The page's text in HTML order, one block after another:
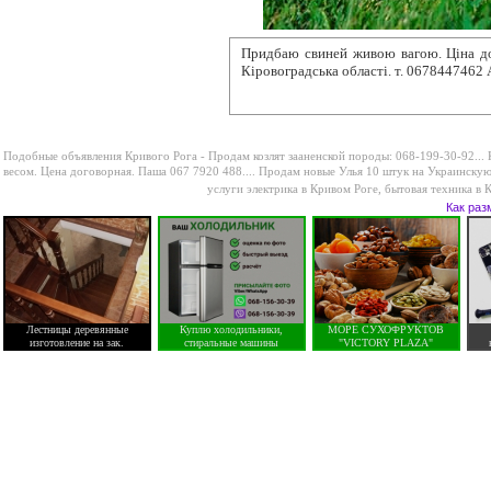
Придбаю свиней живою вагою. Ціна
Кіровоградська області. т.
Подобные объявления Кривого Рога -Продам козлят зааненской породы: 068-199-30-92...
весом. Цена договорная. Паша 067 7920 488.... Продам новые Улья 10 штук на
услуги электрика в Кривом Роге бытовая техника в
Как
Лестницы деревянные
изготовление на зак.
Куплю холодильники,
стиральные машины
МОРЕ СУХОФРУКТОВ
"VICTORY PLAZA"